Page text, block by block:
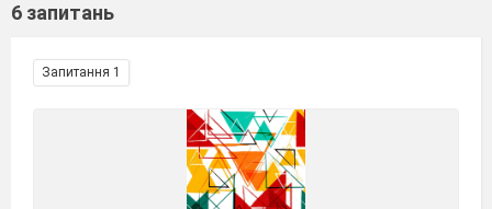
6 запитань
Запитання 1